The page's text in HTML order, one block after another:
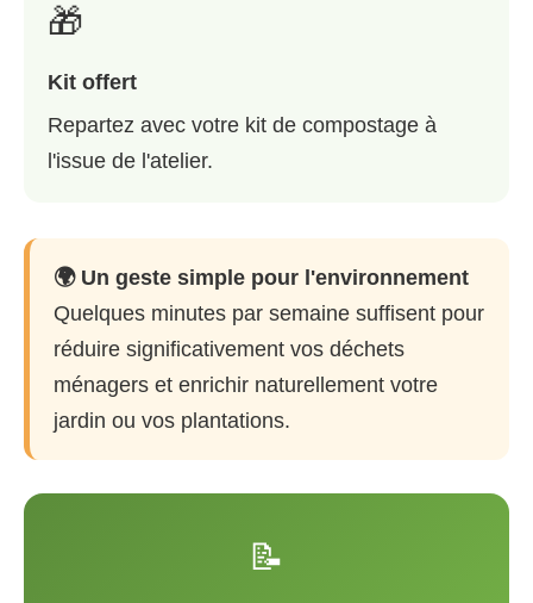
🎁
Kit offert
Repartez avec votre kit de compostage à
l'issue de l'atelier.
🌍 Un geste simple pour l'environnement
Quelques minutes par semaine suffisent pour
réduire significativement vos déchets
ménagers et enrichir naturellement votre
jardin ou vos plantations.
📝